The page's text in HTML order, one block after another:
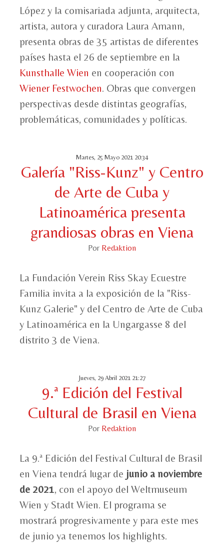
López y la comisariada adjunta, arquitecta,
artista, autora y curadora Laura Amann,
presenta obras de 35 artistas de diferentes
países hasta el 26 de septiembre en la
Kunsthalle Wien en cooperación con
Wiener Festwochen. Obras que convergen
perspectivas desde distintas geografías,
problemáticas, comunidades y políticas.
Martes, 25 Mayo 2021 20:34
Galería "Riss-Kunz" y Centro
de Arte de Cuba y
Latinoamérica presenta
grandiosas obras en Viena
Por Redaktion
La Fundación Verein Riss Skay Ecuestre
Familia invita a la exposición de la "Riss-
Kunz Galerie" y del Centro de Arte de Cuba
y Latinoamérica en la Ungargasse 8 del
distrito 3 de Viena.
Jueves, 29 Abril 2021 21:27
9.ª Edición del Festival
Cultural de Brasil en Viena
Por Redaktion
La 9.ª Edición del Festival Cultural de Brasil
en Viena tendrá lugar de junio a noviembre
de 2021, con el apoyo del Weltmuseum
Wien y Stadt Wien. El programa se
mostrará progresivamente y para este mes
de junio ya tenemos los highlights.